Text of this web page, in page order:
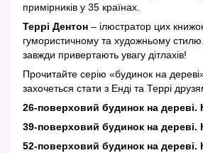
примірників у 35 країнах.
Террі Дентон – ілюстратор цих
гумористичному та художньому стилю.
завжди привертають увагу дітлахів!
Прочитайте серію «будинок на
захочеться стати з Енді та Террі
26-поверховий будинок на дереві.
39-поверховий будинок на дереві.
52-поверховий будинок на дереві.